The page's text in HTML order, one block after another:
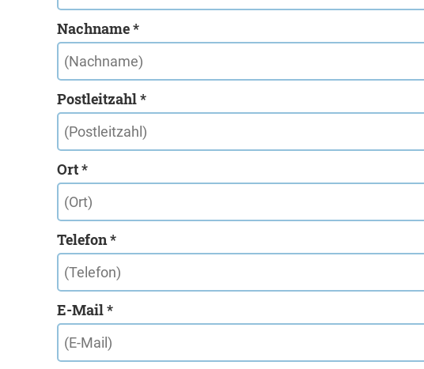
Nachname *
Postleitzahl *
Ort *
Telefon *
E-Mail *